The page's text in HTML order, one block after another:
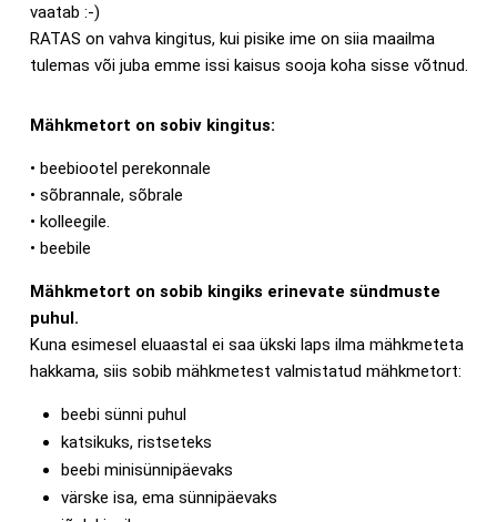
vaatab :-)
RATAS on vahva kingitus, kui pisike ime on siia maailma
tulemas või juba emme issi kaisus sooja koha sisse võtnud.
Mähkmetort on sobiv kingitus:
• beebiootel perekonnale
• sõbrannale, sõbrale
• kolleegile.
• beebile
Mähkmetort on sobib kingiks erinevate sündmuste
puhul.
Kuna esimesel eluaastal ei saa ükski laps ilma mähkmeteta
hakkama, siis sobib mähkmetest valmistatud mähkmetort:
beebi sünni puhul
katsikuks, ristseteks
beebi minisünnipäevaks
värske isa, ema sünnipäevaks